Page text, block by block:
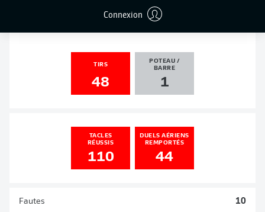
Connexion
1 0
TIRS
48
POTEAU /
BARRE
1
TACLES
RÉUSSIS
110
DUELS AÉRIENS
REMPORTÉS
44
Fautes 10